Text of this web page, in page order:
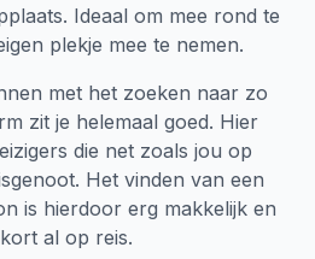
Ideaal om mee rond te
plekje mee te nemen.
met het zoeken naar zo
zit je helemaal goed. Hier
die net zoals jou op
Het vinden van een
is hierdoor erg makkelijk en
al op reis.